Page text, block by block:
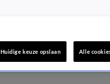
Huidige keuze opslaan Alle